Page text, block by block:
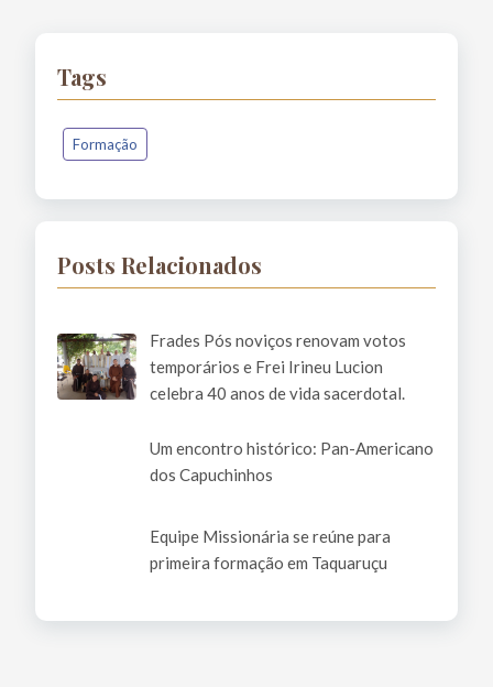
Tags
Formação
Posts Relacionados
Frades Pós noviços renovam votos
temporários e Frei Irineu Lucion
celebra 40 anos de vida sacerdotal.
Um encontro histórico: Pan-Americano
dos Capuchinhos
Equipe Missionária se reúne para
primeira formação em Taquaruçu